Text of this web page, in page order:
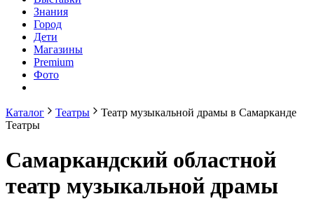
Знания
Город
Дети
Магазины
Premium
Фото
Каталог Театры
Театр музыкальной драмы в Самарканде
Театры
Самаркандский областной
театр музыкальной драмы